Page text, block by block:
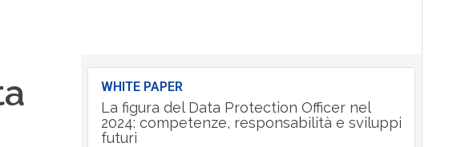
WHITE PAPER
La figura del Data Protection Officer nel
2024: competenze, responsabilità e sviluppi
futuri